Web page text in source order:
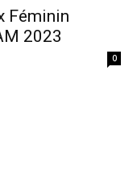
Féminin
2023
0